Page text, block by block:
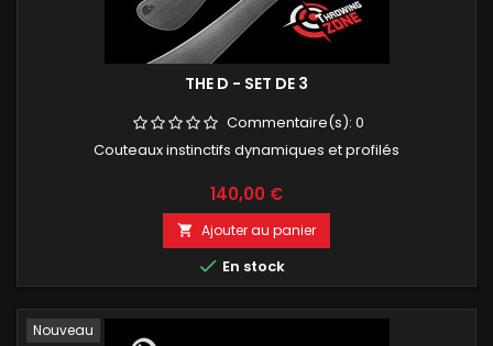
THE D - SET DE 3
Commentaire(s): 0
Couteaux instinctifs dynamiques et profilés
Prix
140,00 €
 Ajouter au panier
 En stock
Nouveau